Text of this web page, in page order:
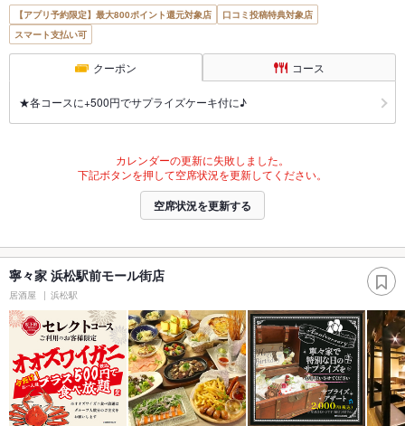
【アプリ予約限定】最大800ポイント還元対象店
口コミ投稿特典対象店
スマート支払い可
クーポン コース
★各コースに+500円でサプライズケーキ付に♪
カレンダーの更新に失敗しました。
下記ボタンを押して空席状況を更新してください。
空席状況を更新する
寧々家 浜松駅前モール街店
居酒屋 浜松駅